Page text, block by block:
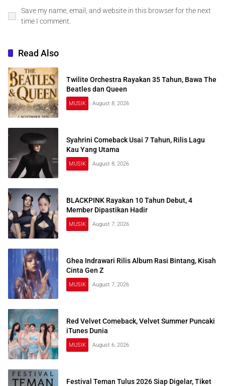
Save my name, email, and website in this browser for the next
time I comment.
Read Also
Twilite Orchestra Rayakan 35 Tahun, Bawa The
Beatles dan Queen
MUSIK August 8, 2026
Syahrini Comeback Usai 7 Tahun, Rilis Lagu
Kau Yang Utama
MUSIK August 8, 2026
BLACKPINK Rayakan 10 Tahun Debut, 4
Member Dipastikan Hadir
MUSIK August 7, 2026
Ghea Indrawari Rilis Album Rasi Bintang, Kisah
Cinta Gen Z
MUSIK August 7, 2026
Red Velvet Comeback, Velvet Summer Puncaki
iTunes Dunia
MUSIK August 6, 2026
Festival Teman Tulus 2026 Siap Digelar, Tiket